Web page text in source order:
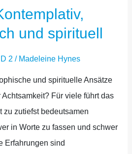
und spirituell
2 / Madeleine Hynes
und spirituelle Ansätze
Für viele führt das
zu zutiefst bedeutsamen
in Worte zu fassen und schwer
Erfahrungen sind